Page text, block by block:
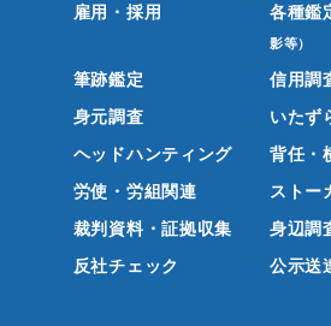
雇用・採用
各種鑑
影等）
筆跡鑑定
信用調
身元調査
いたず
ヘッドハンティング
背任・
労使・労組関連
ストー
裁判資料・証拠収集
身辺調
反社チェック
公示送